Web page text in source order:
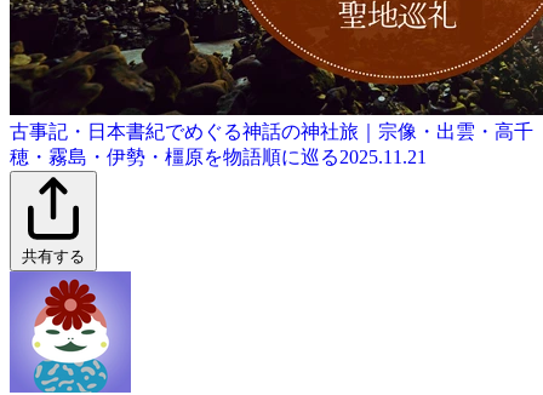
古事記・日本書紀でめぐる神話の神社旅｜宗像・出雲・高千
穂・霧島・伊勢・橿原を物語順に巡る2025.11.21
共有する